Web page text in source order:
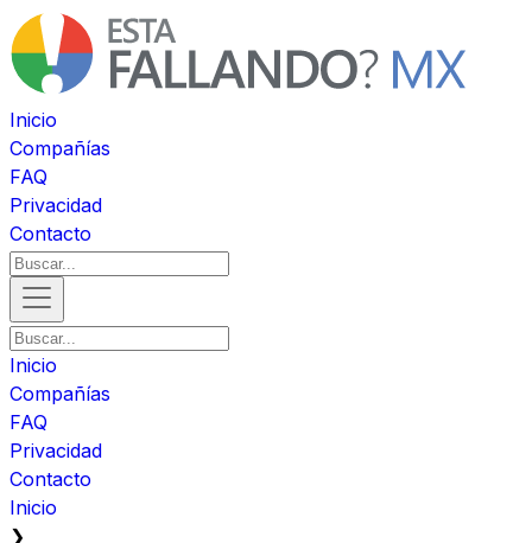
Inicio
Compañías
FAQ
Privacidad
Contacto
Inicio
Compañías
FAQ
Privacidad
Contacto
Inicio
❯